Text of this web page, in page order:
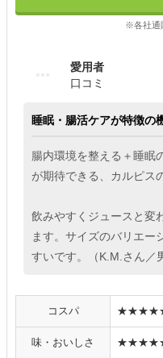
※各社通
愛用者
口コミ
睡眠・腸活ケアが特徴の
腸内環境を整える＋睡眠
が期待できる、カルピス
飲みやすくジュースと変
ます。サイズのバリエー
すいです。（K.M.さん／
コスパ
味・おいしさ